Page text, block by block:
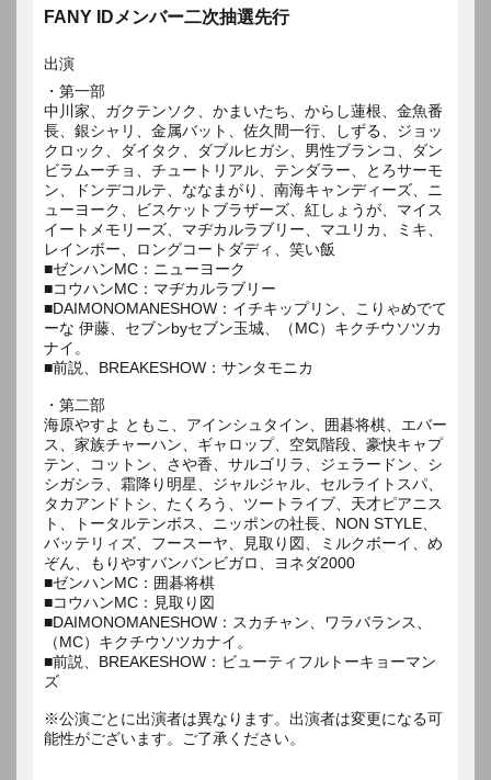
FANY IDメンバー二次抽選先行
出演
・第一部
中川家、ガクテンソク、かまいたち、からし蓮根、金魚番
長、銀シャリ、金属バット、佐久間一行、しずる、ジョッ
クロック、ダイタク、ダブルヒガシ、男性ブランコ、ダン
ビラムーチョ、チュートリアル、テンダラー、とろサーモ
ン、ドンデコルテ、ななまがり、南海キャンディーズ、ニ
ューヨーク、ビスケットブラザーズ、紅しょうが、マイス
イートメモリーズ、マヂカルラブリー、マユリカ、ミキ、
レインボー、ロングコートダディ、笑い飯
■ゼンハンMC：ニューヨーク
■コウハンMC：マヂカルラブリー
■DAIMONOMANESHOW：イチキップリン、こりゃめでて
ーな 伊藤、セブンbyセブン玉城、（MC）キクチウソツカ
ナイ。
■前説、BREAKESHOW：サンタモニカ
・第二部
海原やすよ ともこ、アインシュタイン、囲碁将棋、エバー
ス、家族チャーハン、ギャロップ、空気階段、豪快キャプ
テン、コットン、さや香、サルゴリラ、ジェラードン、シ
シガシラ、霜降り明星、ジャルジャル、セルライトスパ、
タカアンドトシ、たくろう、ツートライブ、天才ピアニス
ト、トータルテンボス、ニッポンの社長、NON STYLE、
バッテリィズ、フースーヤ、見取り図、ミルクボーイ、め
ぞん、もりやすバンバンビガロ、ヨネダ2000
■ゼンハンMC：囲碁将棋
■コウハンMC：見取り図
■DAIMONOMANESHOW：スカチャン、ワラバランス、
（MC）キクチウソツカナイ。
■前説、BREAKESHOW：ビューティフルトーキョーマン
ズ
※公演ごとに出演者は異なります。出演者は変更になる可
能性がございます。ご了承ください。